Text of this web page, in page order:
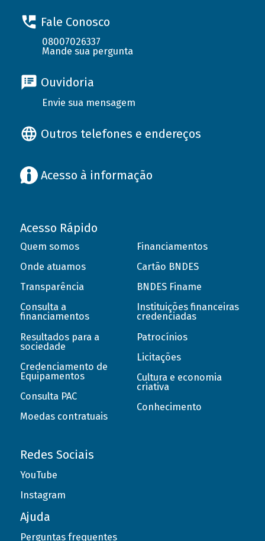
Fale Conosco
08007026337
Mande sua pergunta
Ouvidoria
Envie sua mensagem
Outros telefones e endereços
Acesso à informação
Acesso Rápido
Quem somos
Onde atuamos
Transparência
Consulta a
financiamentos
Resultados para a
sociedade
Credenciamento de
Equipamentos
Consulta PAC
Moedas contratuais
Financiamentos
Cartão BNDES
BNDES Finame
Instituições financeiras
credenciadas
Patrocínios
Licitações
Cultura e economia
criativa
Conhecimento
Redes Sociais
YouTube
Instagram
Ajuda
Perguntas frequentes